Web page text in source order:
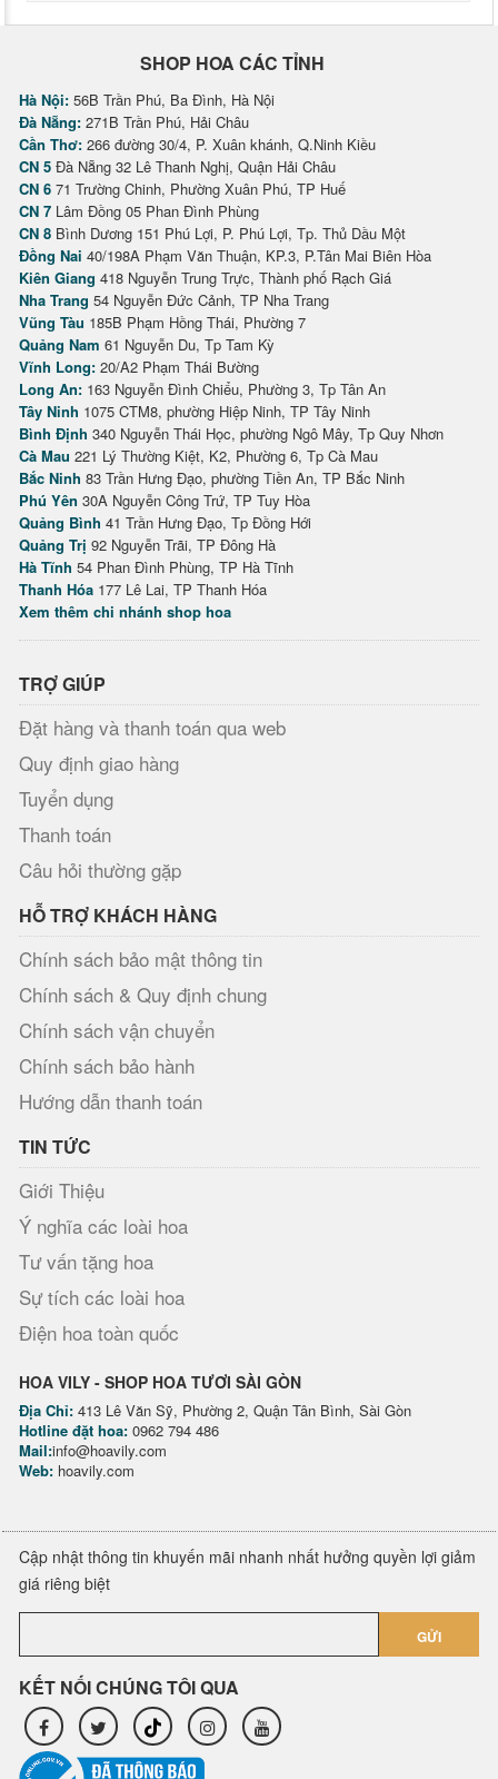
SHOP HOA CÁC TỈNH
Hà Nội: 56B Trần Phú, Ba Đình, Hà Nội
Đà Nẵng: 271B Trần Phú, Hải Châu
Cần Thơ: 266 đường 30/4, P. Xuân khánh, Q.Ninh Kiều
CN 5 Đà Nẵng 32 Lê Thanh Nghị, Quận Hải Châu
CN 6 71 Trường Chinh, Phường Xuân Phú, TP Huế
CN 7 Lâm Đồng 05 Phan Đình Phùng
CN 8 Bình Dương 151 Phú Lợi, P. Phú Lợi, Tp. Thủ Dầu Một
Đồng Nai 40/198A Phạm Văn Thuận, KP.3, P.Tân Mai Biên Hòa
Kiên Giang 418 Nguyễn Trung Trực, Thành phố Rạch Giá
Nha Trang 54 Nguyễn Đức Cảnh, TP Nha Trang
Vũng Tàu 185B Phạm Hồng Thái, Phường 7
Quảng Nam 61 Nguyễn Du, Tp Tam Kỳ
Vĩnh Long: 20/A2 Phạm Thái Bường
Long An: 163 Nguyễn Đình Chiểu, Phường 3, Tp Tân An
Tây Ninh 1075 CTM8, phường Hiệp Ninh, TP Tây Ninh
Bình Định 340 Nguyễn Thái Học, phường Ngô Mây, Tp Quy Nhơn
Cà Mau 221 Lý Thường Kiệt, K2, Phường 6, Tp Cà Mau
Bắc Ninh 83 Trần Hưng Đạo, phường Tiền An, TP Bắc Ninh
Phú Yên 30A Nguyễn Công Trứ, TP Tuy Hòa
Quảng Bình 41 Trần Hưng Đạo, Tp Đồng Hới
Quảng Trị 92 Nguyễn Trãi, TP Đông Hà
Hà Tĩnh 54 Phan Đình Phùng, TP Hà Tĩnh
Thanh Hóa 177 Lê Lai, TP Thanh Hóa
Xem thêm chi nhánh shop hoa
TRỢ GIÚP
Đặt hàng và thanh toán qua web
Quy định giao hàng
Tuyển dụng
Thanh toán
Câu hỏi thường gặp
HỖ TRỢ KHÁCH HÀNG
Chính sách bảo mật thông tin
Chính sách & Quy định chung
Chính sách vận chuyển
Chính sách bảo hành
Hướng dẫn thanh toán
TIN TỨC
Giới Thiệu
Ý nghĩa các loài hoa
Tư vấn tặng hoa
Sự tích các loài hoa
Điện hoa toàn quốc
HOA VILY - SHOP HOA TƯƠI SÀI GÒN
Địa Chỉ: 413 Lê Văn Sỹ, Phường 2, Quận Tân Bình, Sài Gòn
Hotline đặt hoa: 0962 794 486
Mail:info@hoavily.com
Web: hoavily.com
Cập nhật thông tin khuyến mãi nhanh nhất hưởng quyền lợi giảm
giá riêng biệt
GỬI
KẾT NỐI CHÚNG TÔI QUA